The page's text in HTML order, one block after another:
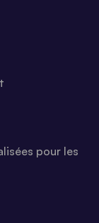
pour les